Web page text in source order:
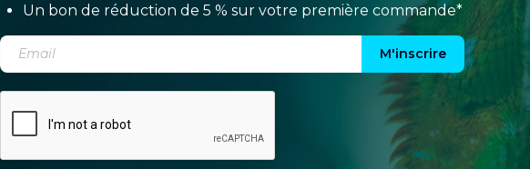
Un bon de réduction de 5 % sur votre première commande*
M'inscrire